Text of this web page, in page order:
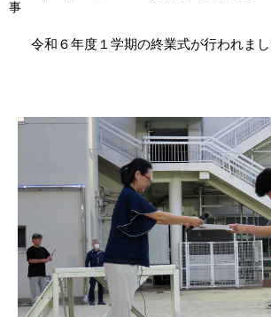
事
令和６年度１学期の終業式が行われまし